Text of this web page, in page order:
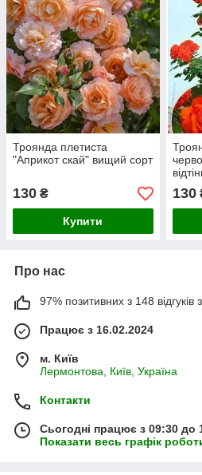
Троянда плетиста
"Априкот скай" вищий сорт
130 ₴
Купити
flora)
130
Про нас
97% позитивних з 148 відгуків
Працює з 16.02.2024
м. Київ
Лермонтова, Київ, Україна
Контакти
Сьогодні працює з 09:30 до
Показати весь графік